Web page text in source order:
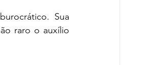
Sua
raro o auxílio